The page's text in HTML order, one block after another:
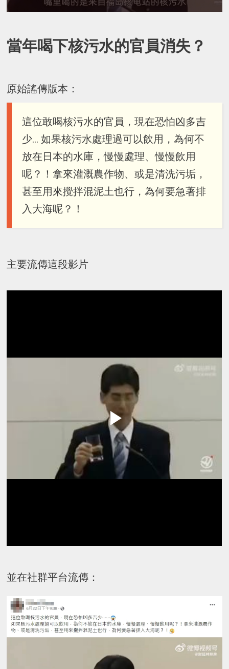
當年喝下核污水的官員消失？
原始謠傳版本：
這位敢喝核污水的官員，現在恐怕凶多吉
少… 如果核污水處理過可以飲用，為何不
放在日本的水庫，慢慢處理、慢慢飲用
呢？！拿來灌溉農作物、或是清洗污垢，
甚至用來攪拌混泥土也行，為何要急著排
入大海呢？！
主要流傳這段影片
並在社群平台流傳：